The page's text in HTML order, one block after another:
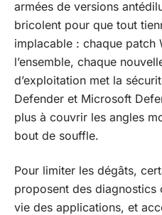
armées de versions
bricolent pour que tout
implacable : chaque patch
l’ensemble, chaque
d’exploitation met la
Defender et Microsoft
plus à couvrir les angles
bout de souffle.
Pour limiter les dégâts,
proposent des
vie des applications, et